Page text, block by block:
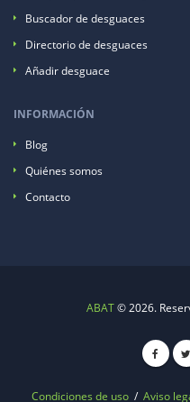
Buscador de desguaces
Directorio de desguaces
Añadir desguace
INFORMACIÓN
Blog
Quiénes somos
Contacto
ABAT© 2026.
Condiciones de uso / Aviso